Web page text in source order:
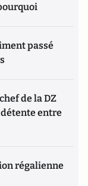
passé
de la DZ
détente entre
régalienne